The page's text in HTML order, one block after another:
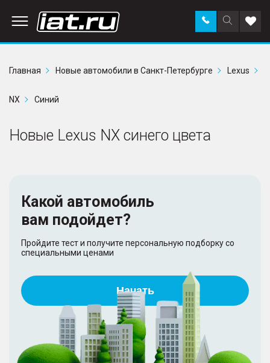
Поиск
по
Заказать
звонок в
Главная
Новые автомобили в Санкт-Петербурге Lexus
NX Синий
Новые Lexus NX синего цвета
Какой автомобиль
вам подойдет?
Пройдите тест и получите персональную подборку со
специальными ценами
Начать